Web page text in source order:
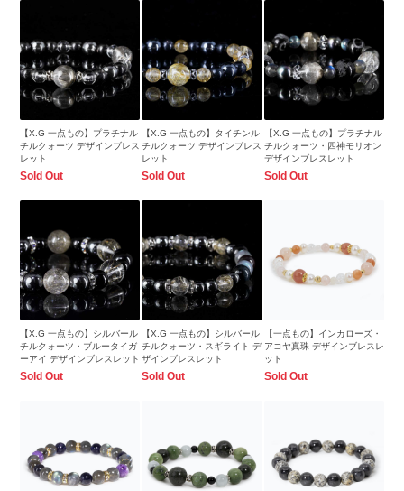
【X.G 一点もの】プラチナル
チルクォーツ デザインブレス
レット
Sold Out
【X.G 一点もの】タイチンル
チルクォーツ デザインブレス
レット
Sold Out
【X.G 一点もの】プラチナル
チルクォーツ・四神モリオン
デザインブレスレット
Sold Out
【X.G 一点もの】シルバール
チルクォーツ・ブルータイガ
ーアイ デザインブレスレット
Sold Out
【X.G 一点もの】シルバール
チルクォーツ・スギライト デ
ザインブレスレット
Sold Out
【一点もの】インカローズ・
アコヤ真珠 デザインブレスレ
ット
Sold Out